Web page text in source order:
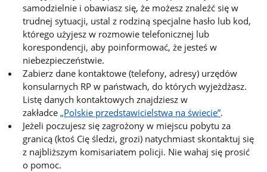
samodzielnie i obawiasz się, że możesz znaleźć się w
trudnej sytuacji, ustal z rodziną specjalne hasło lub kod,
którego użyjesz w rozmowie telefonicznej lub
korespondencji, aby poinformować, że jesteś w
niebezpieczeństwie.
Zabierz dane kontaktowe (telefony, adresy) urzędów
konsularnych RP w państwach, do których wyjeżdżasz.
Listę danych kontaktowych znajdziesz w
zakładce„Polskie przedstawicielstwa na świecie”.
Jeżeli poczujesz się zagrożony w miejscu pobytu za
granicą (ktoś Cię śledzi, grozi) natychmiast skontaktuj się
z najbliższym komisariatem policji. Nie wahaj się prosić
o pomoc.